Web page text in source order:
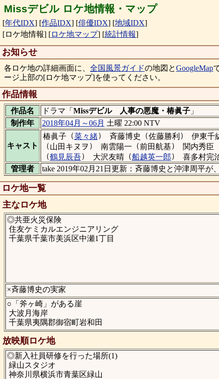
Missデビル ロケ地情報・マップ
[年代IDX] [作品IDX] [俳優IDX] [地域IDX]
[ロケ地情報] [ロケ地マップ] [統計情報]
お知らせ
各ロケ地の詳細画面に、 全国風景ガイドの地図とGoogleMap
ージ上部の[ロケ地マップ]を使ってください。
作品情報
作品名 ドラマ「 Missデビル 人事の悪魔・椿眞子」
制作年
2018年04月～06月 土曜 22:00 NTV
キャスト
椿眞子 （菜々緒） 斉藤博史 （佐藤勝利 ）
伊東千
（山田キヌヲ ） 南雲陽一 （前田航基） 関内秀臣
（鶴見辰吾） 大沢友晴（船越英一郎）
喜多村完
管理者
take 2019年02月21日更新：斉藤博史と沖津周平
ロケ地一覧
主なロケ地
◎共亜火災保険
住友ケミカルエンジニアリング
千葉県千葉市美浜区中瀬1丁目
×斉藤博史の実家
○「斧ヶ崎」がある崖
大波月海岸
千葉県夷隅郡御宿町岩和田
放映順ロケ地
◎新入社員研修を行った場所(1)
緑山スタジオ
神奈川県横浜市青葉区緑山